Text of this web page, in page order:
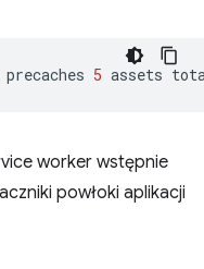
precaches 5 assets
worker wstępnie
powłoki aplikacji